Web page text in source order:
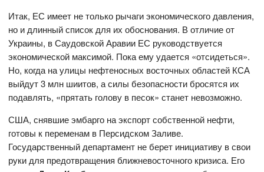
Итак, ЕС имеет не только рычаги экономического давления,
но и длинный список для их обоснования. В отличие от
Украины, в Саудовской Аравии ЕС руководствуется
экономической максимой. Пока ему удается «отсидеться».
Но, когда на улицы нефтеносных восточных областей КСА
выйдут 3 млн шиитов, а силы безопасности бросятся их
подавлять, «прятать голову в песок» станет невозможно.
США, снявшие эмбарго на экспорт собственной нефти,
готовы к переменам в Персидском Заливе.
Государственный департамент не берет инициативу в свои
руки для предотвращения ближневосточного кризиса. Его